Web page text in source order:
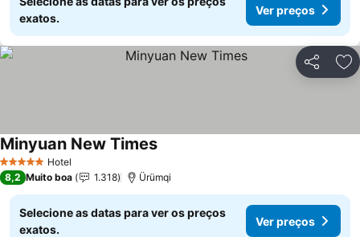
exatos.
Ver preços
Partilhar
5 Estrelas Hotel
Minyuan New TimesVer preços
8,2 Muito boa 1.318 Ürümqi
Selecione as datas para ver os preços
exatos.
Ver preços